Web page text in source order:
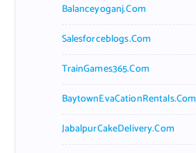
Balanceyoganj.com
Salesforceblogs.com
TrainGames365.com
BaytownEvaCationRentals.com
JabalpurCakeDelivery.com